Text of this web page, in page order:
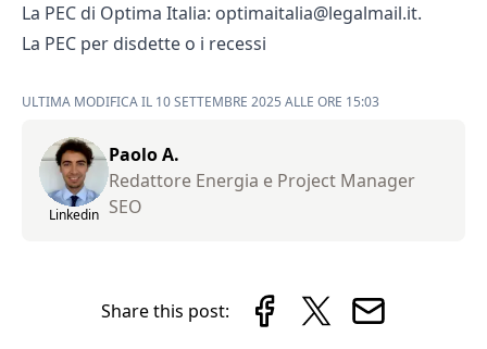
La PEC di Optima Italia: optimaitalia@legalmail.it.
La PEC per disdette o i recessi
ULTIMA MODIFICA IL 10 SETTEMBRE 2025 ALLE ORE 15:03
Linkedin
Paolo A.
Redattore Energia e Project Manager
SEO
Share this post: